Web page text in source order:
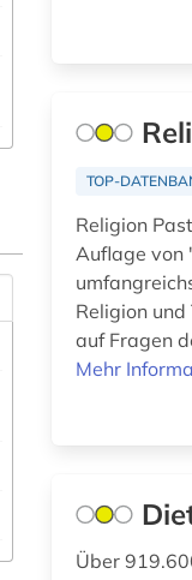
TOP-
Religion
Auflage von
Religion
auf Fragen
Mehr
Über